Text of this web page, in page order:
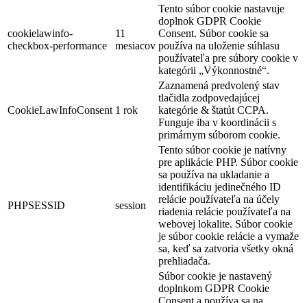
cookielawinfo-
checkbox-performance
11
mesiacov
Tento súbor cookie nastavuje
doplnok GDPR Cookie
Consent. Súbor cookie sa
používa na uloženie súhlasu
používateľa pre súbory cookie v
kategórii „Výkonnostné“.
CookieLawInfoConsent 1 rok
Zaznamená predvolený stav
tlačidla zodpovedajúcej
kategórie & štatút CCPA.
Funguje iba v koordinácii s
primárnym súborom cookie.
PHPSESSID session
Tento súbor cookie je natívny
pre aplikácie PHP. Súbor cookie
sa používa na ukladanie a
identifikáciu jedinečného ID
relácie používateľa na účely
riadenia relácie používateľa na
webovej lokalite. Súbor cookie
je súbor cookie relácie a vymaže
sa, keď sa zatvoria všetky okná
prehliadača.
Súbor cookie je nastavený
doplnkom GDPR Cookie
Consent a používa sa na